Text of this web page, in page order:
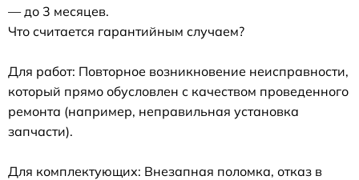
— до 3 месяцев.
Что считается гарантийным случаем?
Для работ: Повторное возникновение неисправности,
который прямо обусловлен с качеством проведенного
ремонта (например, неправильная установка
запчасти).
Для комплектующих: Внезапная поломка, отказ в